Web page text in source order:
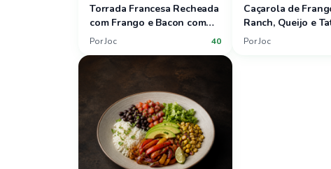
Torrada Francesa Recheada
com Frango e Bacon com
Salada de Alface-Manteiga
PorJoc 40
Caçarola de
Ranch, Queijo e
com Salada de
PorJoc